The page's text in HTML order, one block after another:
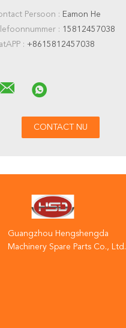
Persoon : Eamon He
: 15812457038
: +8615812457038
Guangzhou Hengshengda
Machinery Spare Parts Co., Ltd.